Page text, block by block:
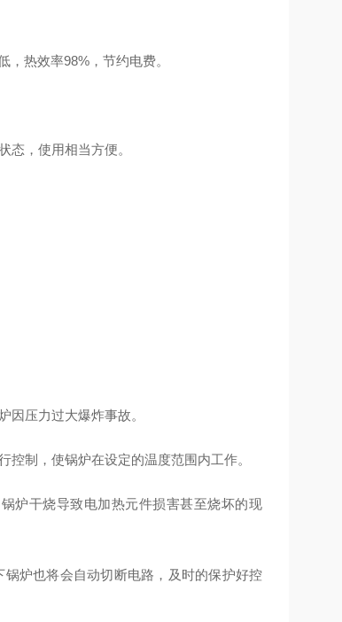
热效率98%，节约电费。
，使用相当方便。
压力过大爆炸事故。
制，使锅炉在设定的温度范围内工作。
干烧导致电加热元件损害甚至烧坏的现
炉也将会自动切断电路，及时的保护好控